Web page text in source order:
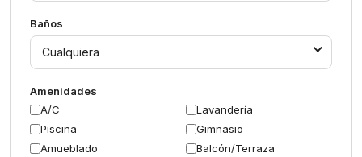
Baños
Cualquiera
Amenidades
A/C
Lavandería
Piscina
Gimnasio
Amueblado
Balcón/Terraza